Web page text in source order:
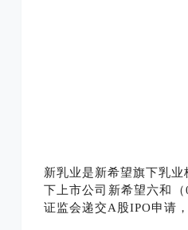
新乳业是新希望旗下乳
下上市公司新希望六和
证监会递交A股IPO申请